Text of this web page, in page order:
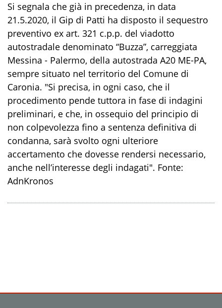
Si segnala che già in precedenza, in data
21.5.2020, il Gip di Patti ha disposto il sequestro
preventivo ex art. 321 c.p.p. del viadotto
autostradale denominato “Buzza”, carreggiata
Messina - Palermo, della autostrada A20 ME-PA,
sempre situato nel territorio del Comune di
Caronia. "Si precisa, in ogni caso, che il
procedimento pende tuttora in fase di indagini
preliminari, e che, in ossequio del principio di
non colpevolezza fino a sentenza definitiva di
condanna, sarà svolto ogni ulteriore
accertamento che dovesse rendersi necessario,
anche nell’interesse degli indagati". Fonte:
AdnKronos